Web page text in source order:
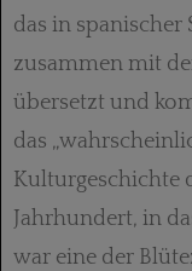
das in spanischer
zusammen mit
übersetzt und
das
Kulturgeschichte
Jahrhundert, in
war eine der